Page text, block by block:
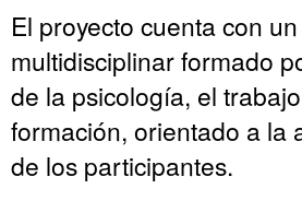
El proyecto cuenta con
multidisciplinar formado
de la psicología, el
formación, orientado a la
de los participantes.